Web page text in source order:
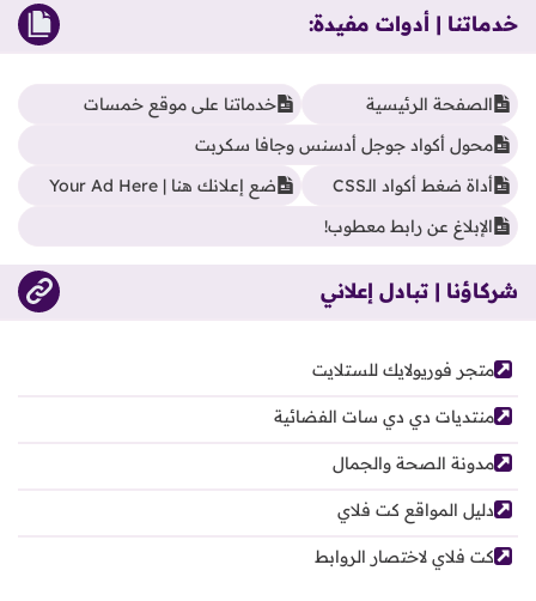
خدماتنا | أدوات مفيدة:
الصفحة الرئيسية
خدماتنا على موقع خمسات
محول أكواد جوجل أدسنس وجافا سكربت
أداة ضغط أكواد الـCSS
ضع إعلانك هنا | Your Ad Here
الإبلاغ عن رابط معطوب!
شركاؤنا | تبادل إعلاني
متجر فوريولايك للستلايت
منتديات دي دي سات الفضائية
مدونة الصحة والجمال
دليل المواقع كت فلاي
كت فلاي لاختصار الروابط